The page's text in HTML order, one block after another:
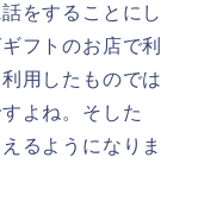
をすることにし
フトのお店で利
用したものでは
よね。そした
るようになりま